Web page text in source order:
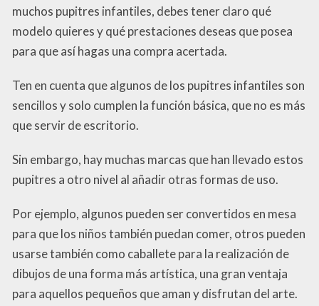
muchos pupitres infantiles, debes tener claro qué
modelo quieres y qué prestaciones deseas que posea
para que así hagas una compra acertada.
Ten en cuenta que algunos de los pupitres infantiles son
sencillos y solo cumplen la función básica, que no es más
que servir de escritorio.
Sin embargo, hay muchas marcas que han llevado estos
pupitres a otro nivel al añadir otras formas de uso.
Por ejemplo, algunos pueden ser convertidos en mesa
para que los niños también puedan comer, otros pueden
usarse también como caballete para la realización de
dibujos de una forma más artística, una gran ventaja
para aquellos pequeños que aman y disfrutan del arte.